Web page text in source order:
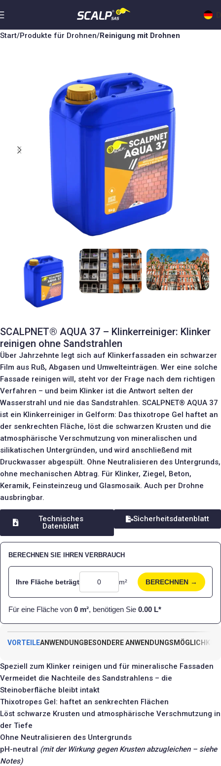
Start Produkte für Drohnen Reinigung mit Drohnen
SCALPNET® AQUA 37 – Klinkerreiniger: Klinker
reinigen ohne Sandstrahlen
Über Jahrzehnte legt sich auf Klinkerfassaden ein schwarzer
Film aus Ruß, Abgasen und Umwelteinträgen. Wer eine solche
Fassade reinigen will, steht vor der Frage nach dem richtigen
Verfahren – und beim Klinker ist die Antwort selten der
Wasserstrahl und nie das Sandstrahlen. SCALPNET® AQUA 37
ist ein Klinkerreiniger in Gelform: Das thixotrope Gel haftet an
der senkrechten Fläche, löst die schwarzen Krusten und die
atmosphärische Verschmutzung von mineralischen und
silikatischen Untergründen, und wird anschließend mit
Druckwasser abgespült. Ohne Neutralisieren des Untergrunds,
ohne mechanischen Abtrag. Für Klinker, Ziegel, Beton,
Keramik, Feinsteinzeug und Glasmosaik. Auch per Drohne
ausbringbar.
Technisches
Datenblatt
Sicherheitsdatenblatt
BERECHNEN SIE IHREN VERBRAUCH
Ihre Fläche beträgt m² BERECHNEN →
Für eine Fläche von 0 m², benötigen Sie 0.00 L*
VORTEILEANWENDUNG BESONDERE
Speziell zum Klinker reinigen und für mineralische Fassaden
Vermeidet die Nachteile des Sandstrahlens – die
Steinoberfläche bleibt intakt
Thixotropes Gel: haftet an senkrechten Flächen
Löst schwarze Krusten und atmosphärische Verschmutzung in
der Tiefe
Ohne Neutralisieren des Untergrunds
pH-neutral (mit der Wirkung gegen Krusten abzugleichen – siehe
Notes)